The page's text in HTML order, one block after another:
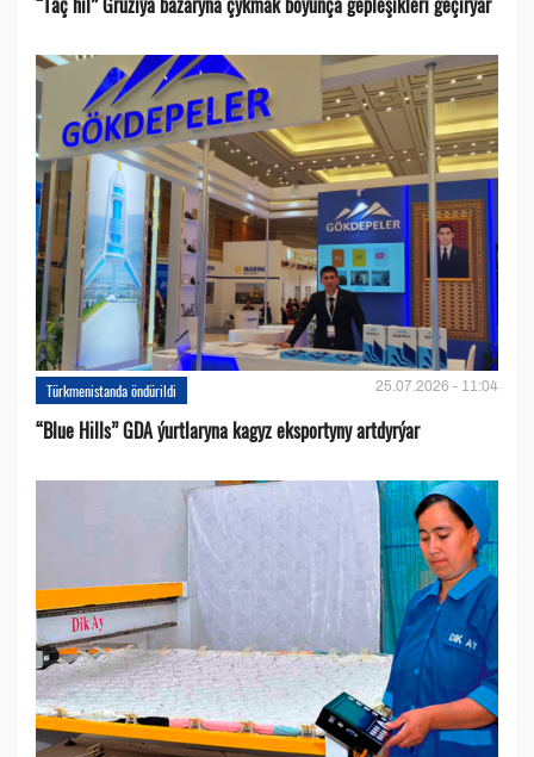
Türkmenistanda öndürildi 25.07.2026 - 11:04
“Blue Hills” GDA ýurtlaryna kagyz eksportyny artdyrýar